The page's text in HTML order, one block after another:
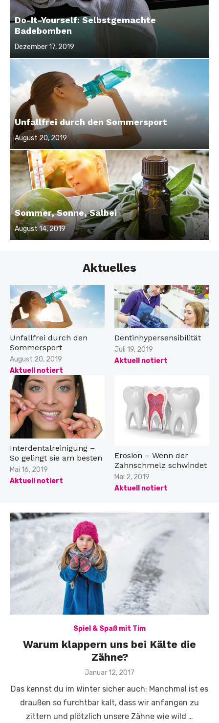
Do-It-Yourself: Selbstgemachte
Badebomben
Veröffentlicht
am
Dezember 17, 2019
Unfallfrei durch den Sommersport
Veröffentlicht
am
August 20, 2019
Sommer, Sonne, Salbei
Veröffentlicht
am
August 14, 2019
Aktuelles
Unfallfrei durch den
Sommersport
Veröffentlicht
am
August 20, 2019
Aktuell notiert
Dentinhypersensibilität
Veröffentlicht
am
Juli 19, 2019
Aktuell notiert
Interdentalreinigung –
So gelingt sie am besten
Veröffentlicht
am
Mai 16, 2019
Aktuell notiert
Erosion – Wenn der
Zahnschmelz schwindet
Veröffentlicht
am
Mai 2, 2019
Aktuell notiert
Spiel & Spaß mit Tim
Warum klappern uns bei Kälte die
Zähne?
Veröffentlicht
Januar 12, 2017
Das kennst du im Winter sicher auch: Manchmal ist es
draußen so furchtbar kalt, dass wir anfangen zu
zittern und plötzlich unsere Zähne wie wild …